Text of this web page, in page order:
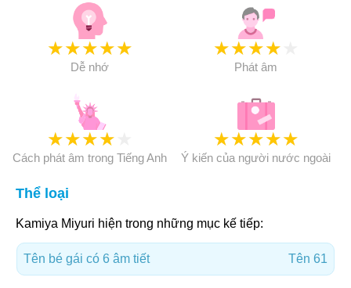
★★★★★
Dễ nhớ
★★★★
Phát âm
★★★★
Cách phát âm trong Tiếng Anh
★★★★★
Ý kiến của người nước ngoài
Thể loại
Kamiya Miyuri hiện trong những mục kế tiếp:
Tên bé gái có 6 âm tiết Tên 61